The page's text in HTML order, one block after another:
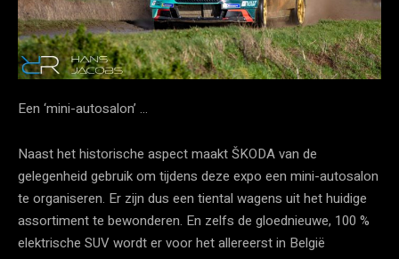
Een ‘mini-autosalon’ …
Naast het historische aspect maakt ŠKODA van de
gelegenheid gebruik om tijdens deze expo een mini-autosalon
te organiseren. Er zijn dus een tiental wagens uit het huidige
assortiment te bewonderen. En zelfs de gloednieuwe, 100 %
elektrische SUV wordt er voor het allereerst in België